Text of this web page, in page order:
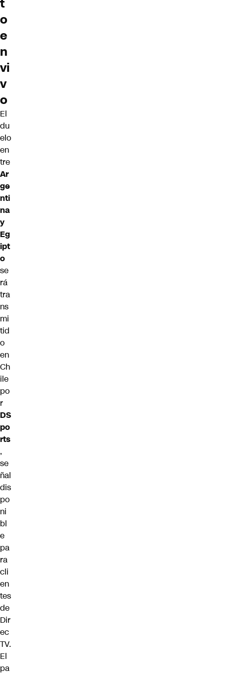
t
o
e
n
vi
v
o
El
du
elo
en
tre
Ar
ge
nti
na
y
Eg
ipt
o
se
rá
tra
ns
mi
tid
o
en
Ch
ile
po
r
DS
po
rts
,
se
ñal
dis
po
ni
bl
e
pa
ra
cli
en
tes
de
Dir
ec
TV.
El
pa